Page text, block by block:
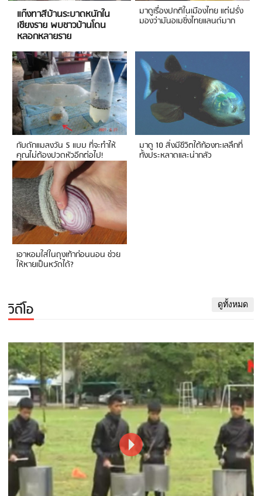
แก๊งทาสีบ้านระบาดหนักใน
เชียงราย พบชาวบ้านโดน
หลอกหลายราย
มาดูเรื่องปกติในเมืองไทย แต่ฝรั่ง
มองว่ามันอเมซิ่งไทยแลนด์มาก
กับดักแมลงวัน 5 แบบ ที่จะทำให้
คุณไม่ต้องปวดหัวอีกต่อไป!
มาดู 10 สิ่งมีชีวิตใต้ท้องทะเลลึกที่
ทั้งประหลาดและน่ากลัว
เอาหอมใส่ในถุงเท้าก่อนนอน ช่วย
ให้หายเป็นหวัดได้?
วิดีโอ ดูทั้งหมด